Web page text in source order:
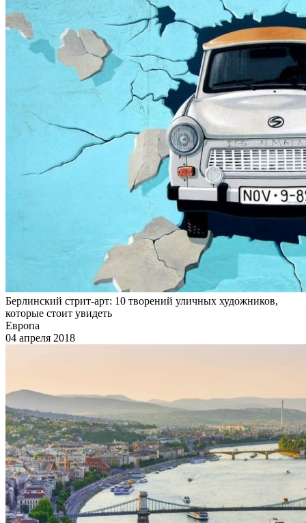
Берлинский стрит-арт: 10 творений уличных художников,
которые стоит увидеть
Европа
04 апреля 2018